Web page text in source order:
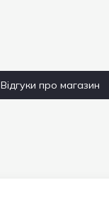
Відгуки про магазин